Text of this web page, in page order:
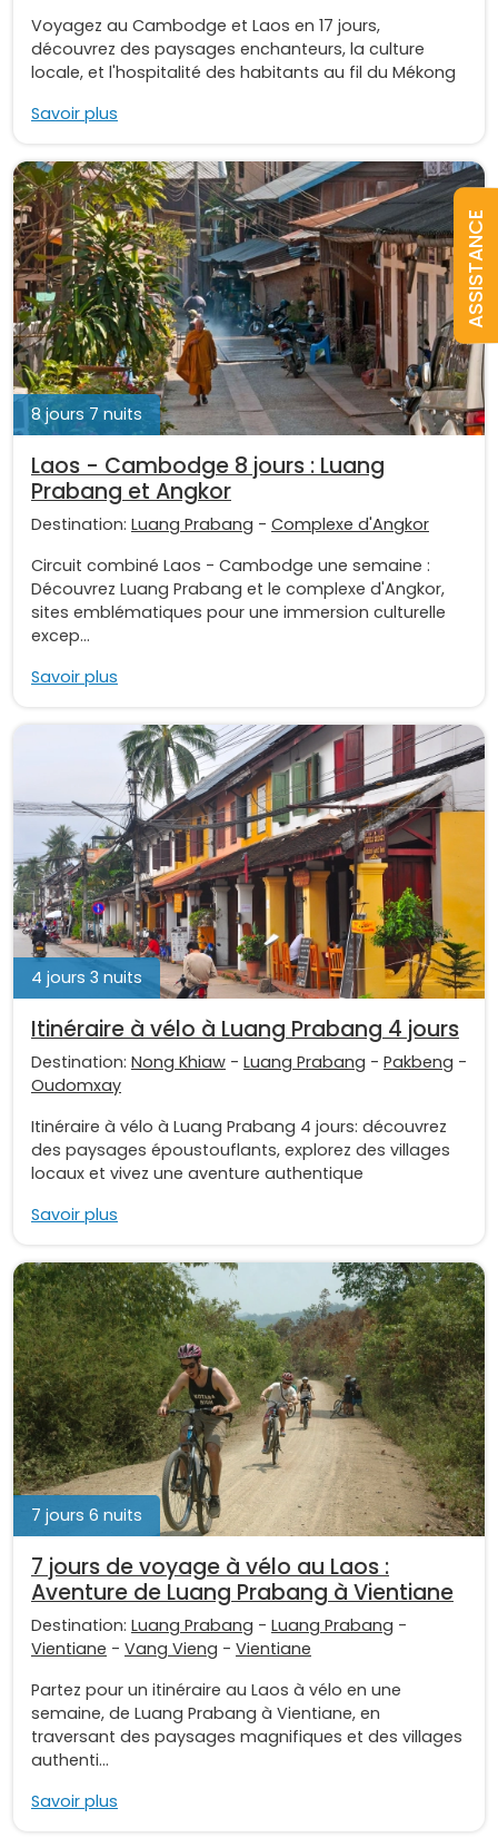
Voyagez au Cambodge et Laos en 17 jours,
découvrez des paysages enchanteurs, la culture
locale, et l'hospitalité des habitants au fil du Mékong
Savoir plus
8 jours 7 nuits
Laos - Cambodge 8 jours : Luang
Prabang et Angkor
Destination: Luang Prabang - Complexe d'Angkor
Circuit combiné Laos - Cambodge une semaine :
Découvrez Luang Prabang et le complexe d'Angkor,
sites emblématiques pour une immersion culturelle
excep...
Savoir plus
4 jours 3 nuits
Itinéraire à vélo à Luang Prabang 4 jours
Destination: Nong Khiaw - Luang Prabang - Pakbeng -
Oudomxay
Itinéraire à vélo à Luang Prabang 4 jours: découvrez
des paysages époustouflants, explorez des villages
locaux et vivez une aventure authentique
Savoir plus
7 jours 6 nuits
7 jours de voyage à vélo au Laos :
Aventure de Luang Prabang à Vientiane
Destination: Luang Prabang - Luang Prabang -
Vientiane - Vang Vieng - Vientiane
Partez pour un itinéraire au Laos à vélo en une
semaine, de Luang Prabang à Vientiane, en
traversant des paysages magnifiques et des villages
authenti...
Savoir plus
ASSISTANCE